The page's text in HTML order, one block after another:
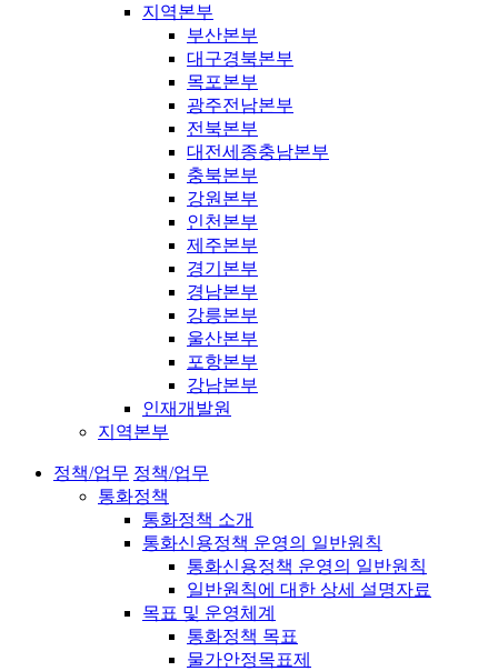
지역본부
부산본부
대구경북본부
목포본부
광주전남본부
전북본부
대전세종충남본부
충북본부
강원본부
인천본부
제주본부
경기본부
경남본부
강릉본부
울산본부
포항본부
강남본부
인재개발원
지역본부
정책/업무 정책/업무
통화정책
통화정책 소개
통화신용정책 운영의 일반원칙
통화신용정책 운영의 일반원칙
일반원칙에 대한 상세 설명자료
목표 및 운영체계
통화정책 목표
물가안정목표제